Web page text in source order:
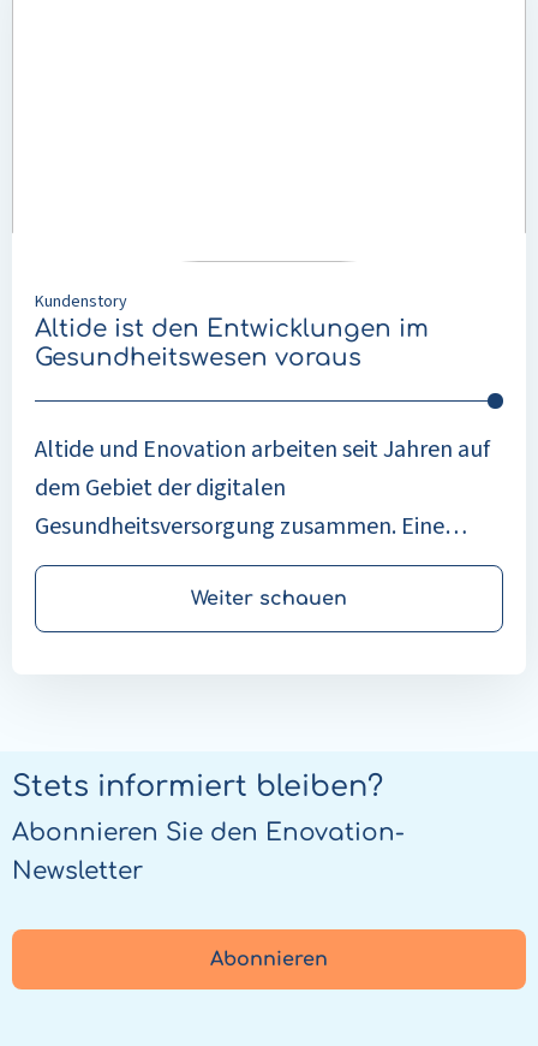
Kundenstory
Altide ist den Entwicklungen im
Gesundheitswesen voraus
Altide und Enovation arbeiten seit Jahren auf
dem Gebiet der digitalen
Gesundheitsversorgung zusammen. Eine
Zusammenarbeit, die immer weiter wächst,
da sie dieselbe Vision der
Gesundheitsversorgung teilen.
Weiter schauen
Stets informiert bleiben?
Abonnieren Sie den Enovation-
Newsletter
Abonnieren